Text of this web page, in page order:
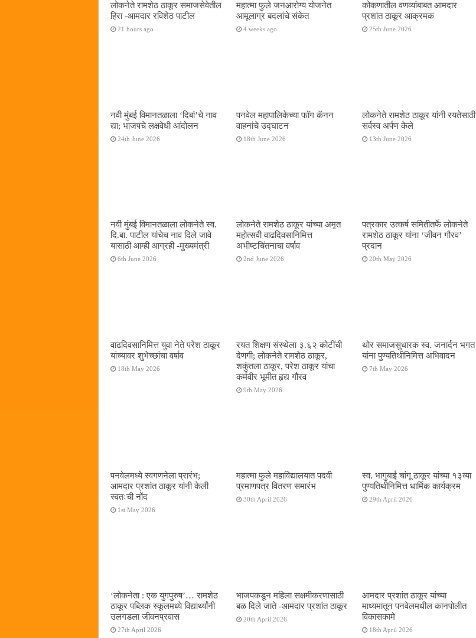
लोकनेते रामशेठ ठाकूर समाजसेवेतील
हिरा -आमदार रविशेठ पाटील
21 hours ago
महात्मा फुले जनआरोग्य योजनेत
आमूलाग्र बदलांचे संकेत
4 weeks ago
कोकणातील वणव्यांबाबत आमदार
प्रशांत ठाकूर आक्रमक
25th June 2026
नवी मुंबई विमानतळाला ‌‘दिबां‌’चे नाव
द्या; भाजपचे लक्षवेधी आंदोलन
24th June 2026
पनवेल महापालिकेच्या फॉग कॅनन
वाहनांचे उद्घाटन
18th June 2026
लोकनेते रामशेठ ठाकूर यांनी रयतेसाठी
सर्वस्व अर्पण केले
13th June 2026
नवी मुंबई विमानतळाला लोकनेते स्व.
दि.बा. पाटील यांचेच नाव दिले जावे
यासाठी आम्ही आग्रही -मुख्यमंत्री
6th June 2026
लोकनेते रामशेठ ठाकूर यांच्या अमृत
महोत्सवी वाढदिवसानिमित्त
अभीष्टचिंतनाचा वर्षाव
2nd June 2026
पत्रकार उत्कर्ष समितीतर्फे लोकनेते
रामशेठ ठाकूर यांना ‌‘जीवन गौरव‌’
प्रदान
20th May 2026
वाढदिवसानिमित्त युवा नेते परेश ठाकूर
यांच्यावर शुभेच्छांचा वर्षाव
18th May 2026
रयत शिक्षण संस्थेला ३.६२ कोटींची
देणगी; लोकनेते रामशेठ ठाकूर,
शकुंतला ठाकूर, परेश ठाकूर यांचा
कर्मवीर भूमीत हृद्य गौरव
9th May 2026
थोर समाजसुधारक स्व. जनार्दन भगत
यांना पुण्यतिथीनिमित्त अभिवादन
7th May 2026
पनवेलमध्ये स्वगणनेला प्रारंभ;
आमदार प्रशांत ठाकूर यांनी केली
स्वतःची नोंद
1st May 2026
महात्मा फुले महाविद्यालयात पदवी
प्रमाणपत्र वितरण समारंभ
30th April 2026
स्व. भागुबाई चांगू ठाकूर यांच्या १३व्या
पुण्यतिथीनिमित्त धार्मिक कार्यक्रम
29th April 2026
‌‘लोकनेता : एक युगपुरुष‌’… रामशेठ
ठाकूर पब्लिक स्कूलमध्ये विद्यार्थ्यांनी
उलगडला जीवनप्रवास
27th April 2026
भाजपकडून महिला सक्षमीकरणासाठी
बळ दिले जाते -आमदार प्रशांत ठाकूर
20th April 2026
आमदार प्रशांत ठाकूर यांच्या
माध्यमातून पनवेलमधील कानपोलीत
विकासकामे
18th April 2026